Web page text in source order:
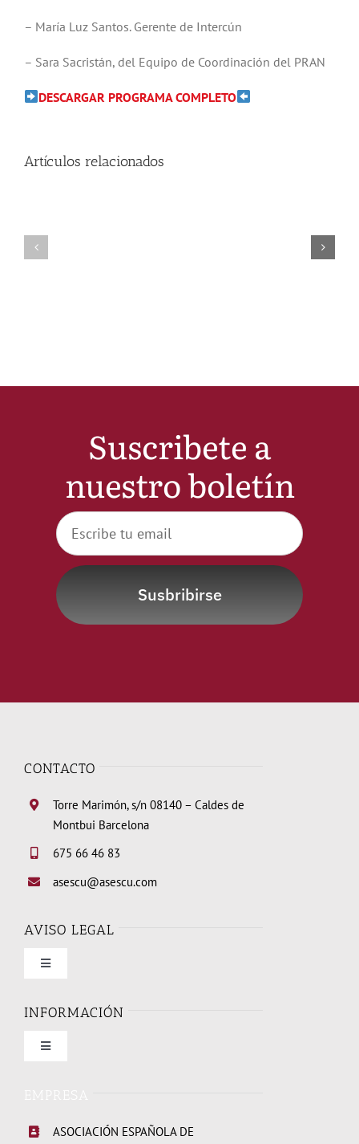
– María Luz Santos. Gerente de Intercún
– Sara Sacristán, del Equipo de Coordinación del PRAN
DESCARGAR PROGRAMA COMPLETO
Artículos relacionados
Suscribete a
nuestro boletín
Susbribirse
CONTACTO
Torre Marimón, s/n 08140 – Caldes de
Montbui Barcelona
675 66 46 83
asescu@asescu.com
AVISO LEGAL
Toggle
Condiciones de uso
INFORMACIÓN
Toggle
Elecciones Junta Directiva 2026
ASOCIACIÓN ESPAÑOLA DE